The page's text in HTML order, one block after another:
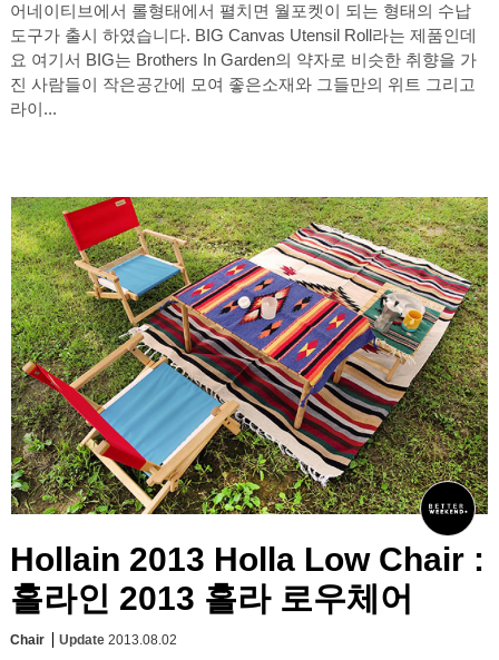
어네이티브에서 롤형태에서 펼치면 월포켓이 되는 형태의 수납
도구가 출시 하였습니다. BIG Canvas Utensil Roll라는 제품인데
요 여기서 BIG는 Brothers In Garden의 약자로 비슷한 취향을 가
진 사람들이 작은공간에 모여 좋은소재와 그들만의 위트 그리고
라이...
Hollain 2013 Holla Low Chair :
홀라인 2013 홀라 로우체어
Chair Update 2013.08.02